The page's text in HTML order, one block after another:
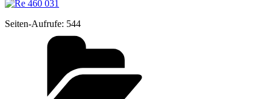
Sei­ten-Auf­ru­fe: 544